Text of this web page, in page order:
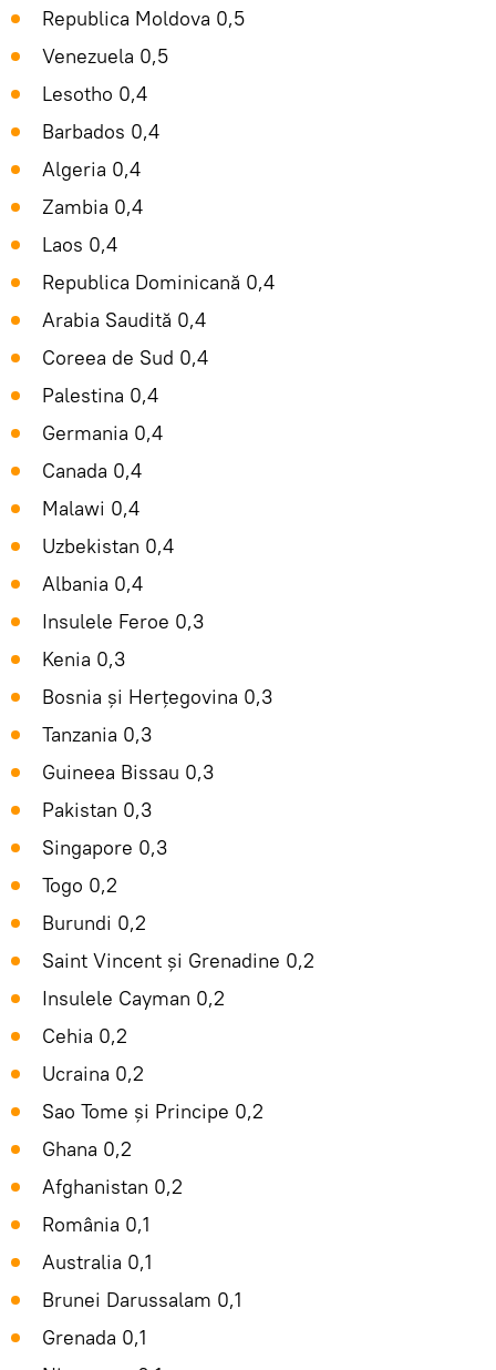
Republica Moldova 0,5
Venezuela 0,5
Lesotho 0,4
Barbados 0,4
Algeria 0,4
Zambia 0,4
Laos 0,4
Republica Dominicană 0,4
Arabia Saudită 0,4
Coreea de Sud 0,4
Palestina 0,4
Germania 0,4
Canada 0,4
Malawi 0,4
Uzbekistan 0,4
Albania 0,4
Insulele Feroe 0,3
Kenia 0,3
Bosnia și Herțegovina 0,3
Tanzania 0,3
Guineea Bissau 0,3
Pakistan 0,3
Singapore 0,3
Togo 0,2
Burundi 0,2
Saint Vincent și Grenadine 0,2
Insulele Cayman 0,2
Cehia 0,2
Ucraina 0,2
Sao Tome și Principe 0,2
Ghana 0,2
Afghanistan 0,2
România 0,1
Australia 0,1
Brunei Darussalam 0,1
Grenada 0,1